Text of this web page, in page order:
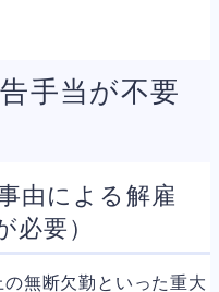
手当が不要
由による解雇
必要）
無断欠勤といった重大